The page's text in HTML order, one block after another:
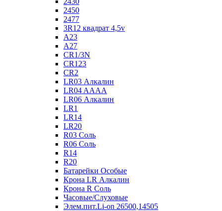
2450
2477
3R12 квадрат 4,5v
A23
A27
CR1/3N
CR123
CR2
LR03 Алкалин
LR04 AAAA
LR06 Алкалин
LR1
LR14
LR20
R03 Соль
R06 Соль
R14
R20
Батарейки Особые
Крона LR Алкалин
Крона R Соль
Часовые/Слуховые
Элем.пит.Li-on 26500,14505